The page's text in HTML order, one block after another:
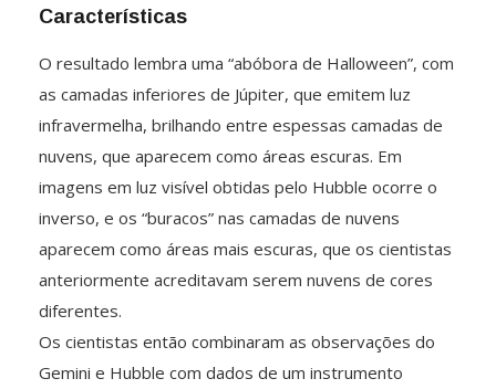
Características
O resultado lembra uma “abóbora de Halloween”, com
as camadas inferiores de Júpiter, que emitem luz
infravermelha, brilhando entre espessas camadas de
nuvens, que aparecem como áreas escuras. Em
imagens em luz visível obtidas pelo Hubble ocorre o
inverso, e os “buracos” nas camadas de nuvens
aparecem como áreas mais escuras, que os cientistas
anteriormente acreditavam serem nuvens de cores
diferentes.
Os cientistas então combinaram as observações do
Gemini e Hubble com dados de um instrumento